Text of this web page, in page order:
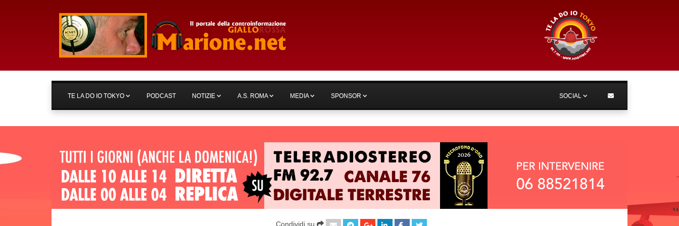
TE LA DO IO TOKYO PODCAST NOTIZIE A.S. ROMA MEDIA SPONSOR SOCIAL
Condividi su